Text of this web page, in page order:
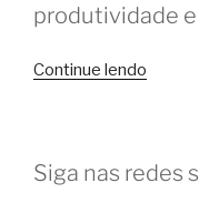
produtividade
Continue lendo
Siga nas redes